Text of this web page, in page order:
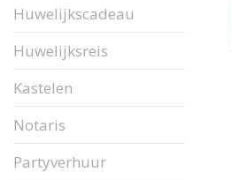
Huwelijkscadeau
Huwelijksreis
Kastelen
Notaris
Partyverhuur